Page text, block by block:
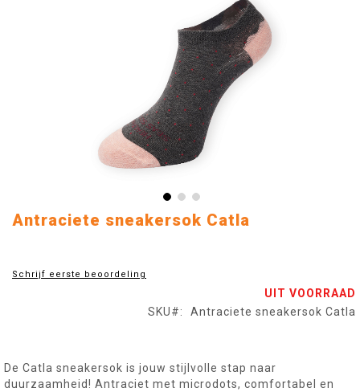
Ga
van
Antraciete sneakersok Catla
Schrijf eerste beoordeling
UIT VOORRAAD
SKU
Antraciete sneakersok Catla
De Catla sneakersok is jouw stijlvolle stap naar
duurzaamheid! Antraciet met microdots, comfortabel en